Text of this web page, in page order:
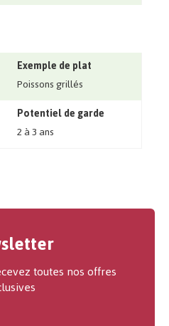
Exemple de plat
Poissons grillés
Potentiel de garde
2 à 3 ans
toutes nos offres